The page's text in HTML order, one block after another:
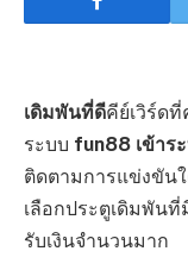
เดิมพันที่ดีคีย์เวิร์ด
ระบบ fun88 เข้าร
ติดตามการแข่งขัน
เลือกประตูเดิมพัน
รับเงินจำนวนมาก